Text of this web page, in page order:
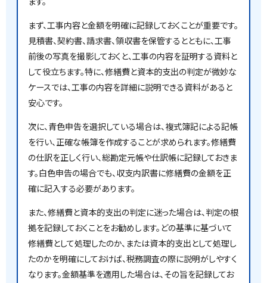
まず、工事内容と金額を明確に記録しておくことが重要です。
見積書、契約書、請求書、領収書を保管するとともに、工事
前後の写真を撮影しておくと、工事の内容を証明する資料と
して役立ちます。特に、修繕費と資本的支出の判定が微妙な
ケースでは、工事の内容を詳細に説明できる資料があると
安心です。
次に、青色申告を選択している場合は、複式簿記による記帳
を行い、正確な帳簿を作成することが求められます。修繕費
の仕訳を正しく行い、総勘定元帳や仕訳帳に記録しておきま
す。白色申告の場合でも、収支内訳書に修繕費の金額を正
確に記入する必要があります。
また、修繕費と資本的支出の判定に迷った場合は、判定の根
拠を記録しておくことをお勧めします。どの基準に基づいて
修繕費として処理したのか、または資本的支出として処理し
たのかを明確にしておけば、税務調査の際に説明がしやすく
なります。金額基準を適用した場合は、その旨を記録してお